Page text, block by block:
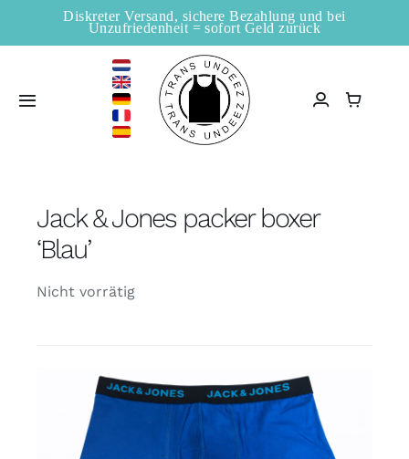
Diskreter Versand, sichere Bezahlung und bei
Unzufriedenheit = sofort Geld zurück
Toggle
Verkaufsstellen
Kostenlose Binder
Jack & Jones packer boxer
‘Blau’
Nicht vorrätig